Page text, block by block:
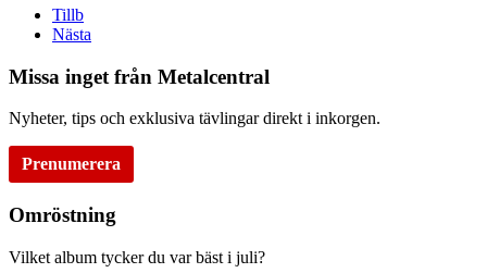
Tillb
Nästa
Missa inget från Metalcentral
Nyheter, tips och exklusiva tävlingar direkt i inkorgen.
Prenumerera
Omröstning
Vilket album tycker du var bäst i juli?